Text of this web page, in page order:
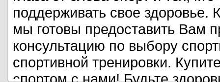
поддерживать свое
мы готовы предоставить Вам
консультацию по выбору
спортивной тренировки.